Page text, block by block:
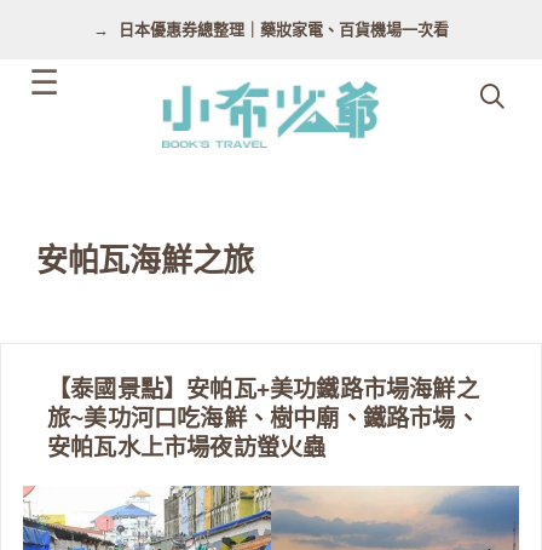
日本優惠券總整理｜藥妝家電、百貨機場一次看
安帕瓦海鮮之旅
【泰國景點】安帕瓦+美功鐵路市場海鮮之
旅~美功河口吃海鮮、樹中廟、鐵路市場、
安帕瓦水上市場夜訪螢火蟲